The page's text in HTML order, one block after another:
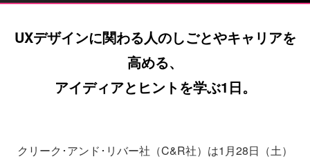
UXデザインに関わる人のしごとやキャリアを
高める、
アイディアとヒントを学ぶ1日。
クリーク･アンド･リバー社（C&R社）は1月28日（土）